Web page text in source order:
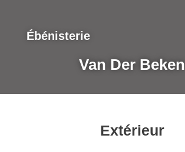
Ébénisterie
Van Der Beken
Extérieur